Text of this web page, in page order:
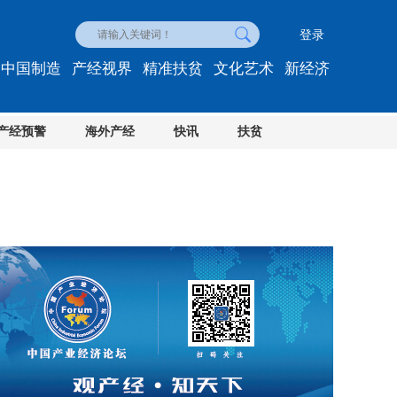
登录
经预警 海外产经 快讯 扶贫
中国制造 产经视界 精准扶贫 文化艺术 新经济